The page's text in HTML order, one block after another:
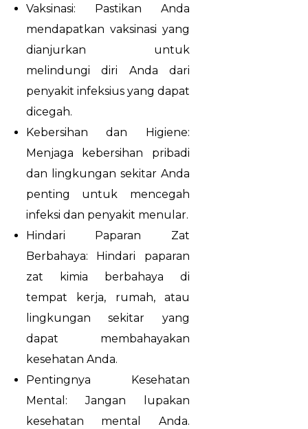
Vaksinasi: Pastikan Anda
mendapatkan vaksinasi yang
dianjurkan untuk
melindungi diri Anda dari
penyakit infeksius yang dapat
dicegah.
Kebersihan dan Higiene:
Menjaga kebersihan pribadi
dan lingkungan sekitar Anda
penting untuk mencegah
infeksi dan penyakit menular.
Hindari Paparan Zat
Berbahaya: Hindari paparan
zat kimia berbahaya di
tempat kerja, rumah, atau
lingkungan sekitar yang
dapat membahayakan
kesehatan Anda.
Pentingnya Kesehatan
Mental: Jangan lupakan
kesehatan mental Anda.